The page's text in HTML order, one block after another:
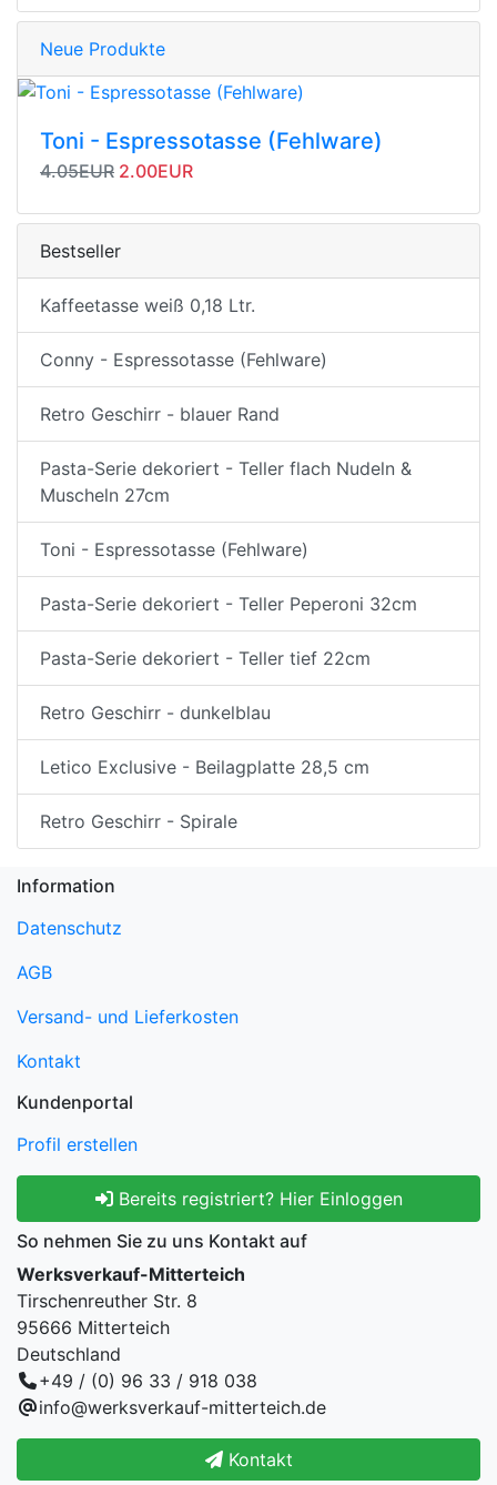
Neue Produkte
Toni - Espressotasse (Fehlware)
Originalpreis
4.05EUR Angebotspreis
2.00EUR
Bestseller
Kaffeetasse weiß 0,18 Ltr.
Conny - Espressotasse (Fehlware)
Retro Geschirr - blauer Rand
Pasta-Serie dekoriert - Teller flach Nudeln &
Muscheln 27cm
Toni - Espressotasse (Fehlware)
Pasta-Serie dekoriert - Teller Peperoni 32cm
Pasta-Serie dekoriert - Teller tief 22cm
Retro Geschirr - dunkelblau
Letico Exclusive - Beilagplatte 28,5 cm
Retro Geschirr - Spirale
Information
Datenschutz
AGB
Versand- und Lieferkosten
Kontakt
Kundenportal
Profil erstellen
Bereits registriert? Hier Einloggen
So nehmen Sie zu uns Kontakt auf
Werksverkauf-Mitterteich
Tirschenreuther Str. 8
95666 Mitterteich
Deutschland
+49 / (0) 96 33 / 918 038
info@werksverkauf-mitterteich.de
Kontakt